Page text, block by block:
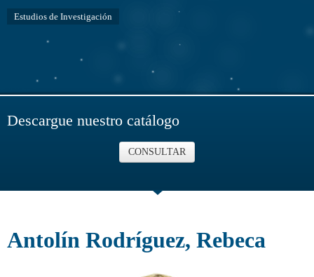
Estudios de Investigación
Descargue nuestro catálogo
CONSULTAR
Antolín Rodríguez, Rebeca